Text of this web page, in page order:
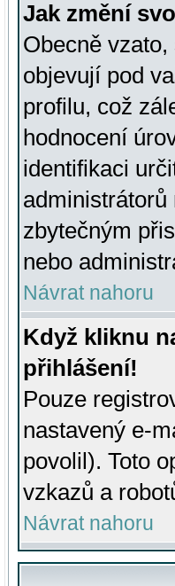
Jak změní
Obecně
objevují pod
profilu, což
hodnocení
identifikaci
zbytečným
nebo
Návrat nahoru
Když kliknu
přihlášení!
Pouze
nastavený e-
povolil). Toto
vzkazů a
Návrat nahoru